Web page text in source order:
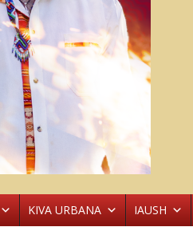
KIVA URBANA IAUSH